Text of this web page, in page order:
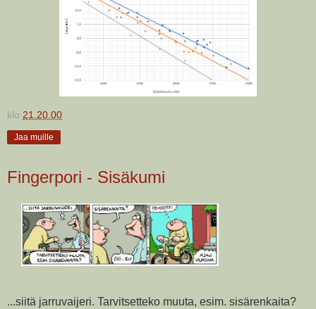
klo 21.20.00
Jaa muille
Fingerpori - Sisäkumi
...siitä jarruvaijeri. Tarvitsetteko muuta, esim. sisärenkaita?